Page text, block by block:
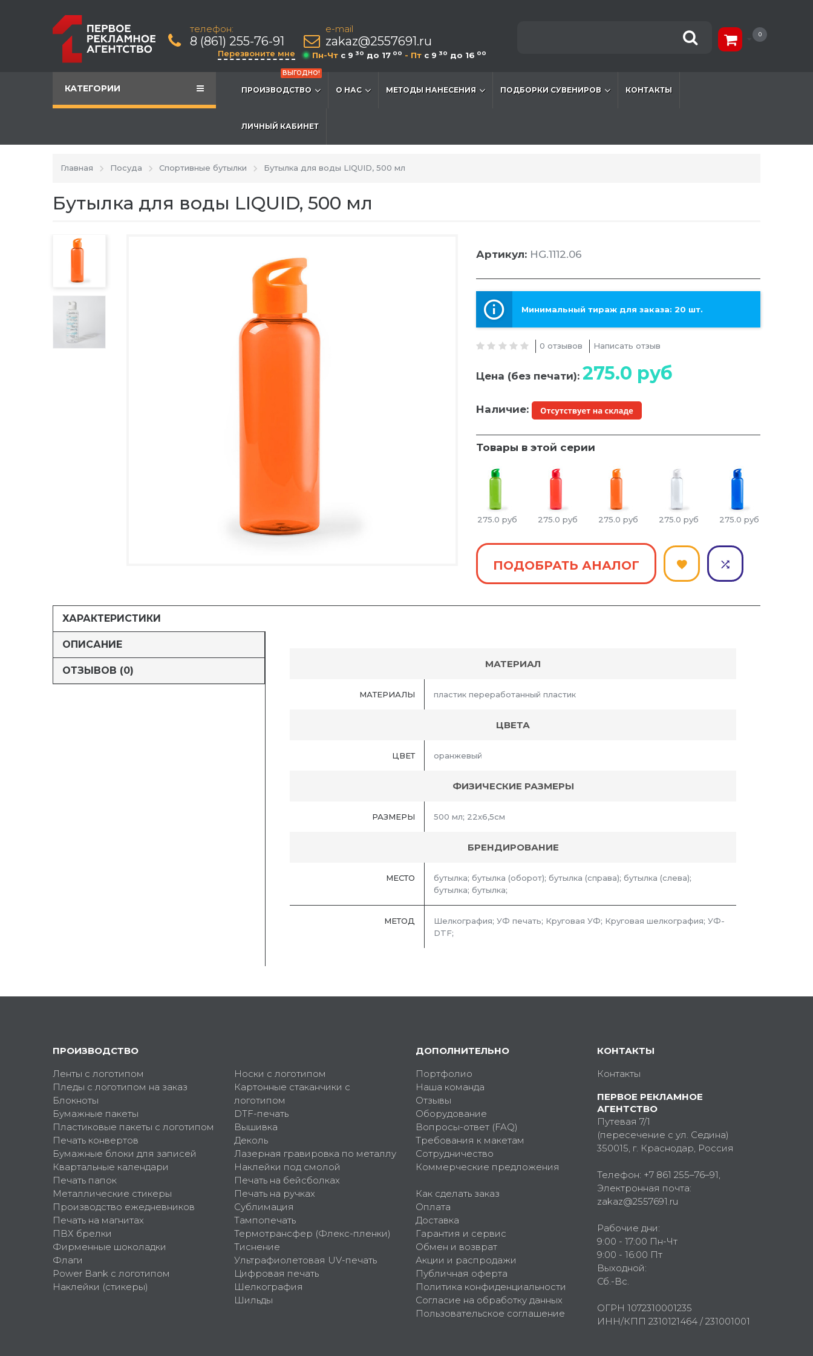
телефон:
8 (861) 255-76-91
Перезвоните мне
e-mail
zakaz@2557691.ru
Пн-Чт c 9 30 до 17 00 - Пт c 9 30 до 16 00
0
КАТЕГОРИИ
ВЫГОДНО!
ПРОИЗВОДСТВО О НАС МЕТОДЫ НАНЕСЕНИЯ ПОДБОРКИ СУВЕНИРОВ КОНТАКТЫ
ЛИЧНЫЙ КАБИНЕТ
Главная Посуда Спортивные бутылки Бутылка для воды LIQUID, 500 мл
Бутылка для воды LIQUID, 500 мл
Артикул: HG.1112.06
Минимальный тираж для заказа: 20 шт.
0 отзывов Написать отзыв
Цена (без печати): 275.0 руб
Наличие:
Товары в этой серии
275.0 руб 275.0 руб 275.0 руб 275.0 руб 275.0 руб
ПОДОБРАТЬ АНАЛОГ
ХАРАКТЕРИСТИКИ
ОПИСАНИЕ
ОТЗЫВОВ (0)
МАТЕРИАЛ
МАТЕРИАЛЫ пластик переработанный пластик
ЦВЕТА
ЦВЕТ оранжевый
ФИЗИЧЕСКИЕ РАЗМЕРЫ
РАЗМЕРЫ 500 мл; 22х6,5см
БРЕНДИРОВАНИЕ
МЕСТО
бутылка; бутылка (оборот); бутылка (справа); бутылка (слева);
бутылка; бутылка;
МЕТОД
Шелкография; УФ печать; Круговая УФ; Круговая шелкография; УФ-
DTF;
ПРОИЗВОДСТВО
Ленты с логотипом
Пледы с логотипом на заказ
Блокноты
Бумажные пакеты
Пластиковые пакеты с логотипом
Печать конвертов
Бумажные блоки для записей
Квартальные календари
Печать папок
Металлические стикеры
Производство ежедневников
Печать на магнитах
ПВХ брелки
Фирменные шоколадки
Флаги
Power Bank с логотипом
Наклейки (стикеры)
Носки с логотипом
Картонные стаканчики с
логотипом
DTF-печать
Вышивка
Деколь
Лазерная гравировка по металлу
Наклейки под смолой
Печать на бейсболках
Печать на ручках
Сублимация
Тампопечать
Термотрансфер (Флекс-пленки)
Тиснение
Ультрафиолетовая UV-печать
Цифровая печать
Шелкография
Шильды
ДОПОЛНИТЕЛЬНО
Портфолио
Наша команда
Отзывы
Оборудование
Вопросы-ответ (FAQ)
Требования к макетам
Сотрудничество
Коммерческие предложения
Как сделать заказ
Оплата
Доставка
Гарантия и сервис
Обмен и возврат
Акции и распродажи
Публичная оферта
Политика конфиденциальности
Согласие на обработку данных
Пользовательское соглашение
КОНТАКТЫ
Контакты
ПЕРВОЕ РЕКЛАМНОЕ
АГЕНТСТВО
Путевая 7/1
(пересечение с ул. Седина)
350015, г. Краснодар, Россия
Телефон: +7 861 255–76–91,
Электронная почта:
zakaz@2557691.ru
Рабочие дни:
9:00 - 17:00 Пн-Чт
9:00 - 16:00 Пт
Выходной:
Сб.-Вс.
ОГРН 1072310001235
ИНН/КПП 2310121464 / 231001001